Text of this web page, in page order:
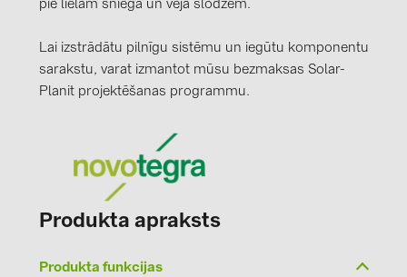
pie lielām sniega un vēja slodzēm.
Lai izstrādātu pilnīgu sistēmu un iegūtu komponentu
sarakstu, varat izmantot mūsu bezmaksas Solar-
Planit projektēšanas programmu.
Produkta apraksts
Produkta funkcijas